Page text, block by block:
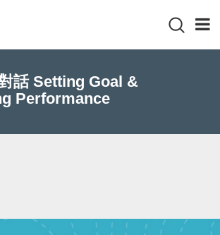
話 Setting Goal &
Performance